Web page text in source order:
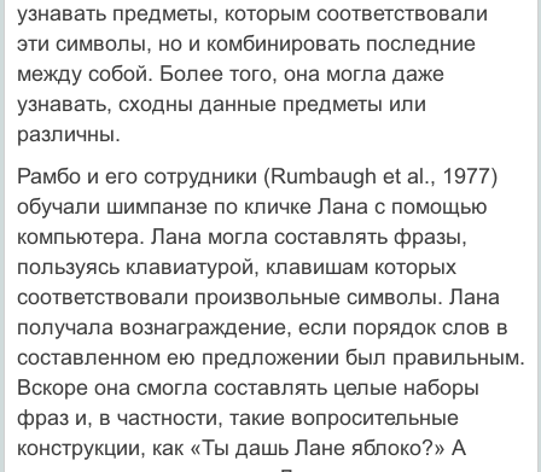
узнавать предметы, которым соответствовали
эти символы, но и комбинировать последние
между собой. Более того, она могла даже
узнавать, сходны данные предметы или
различны.
Рамбо и его сотрудники (Rumbaugh et al., 1977)
обучали шимпанзе по кличке Лана с помощью
компьютера. Лана могла составлять фразы,
пользуясь клавиатурой, клавишам которых
соответствовали произволь­ные символы. Лана
получала вознаграждение, если порядок слов в
со­ставленном ею предложении был правильным.
Вскоре она смогла составлять целые наборы
фраз и, в частности, такие вопросительные
конструкции, как «Ты дашь Лане яблоко?» А